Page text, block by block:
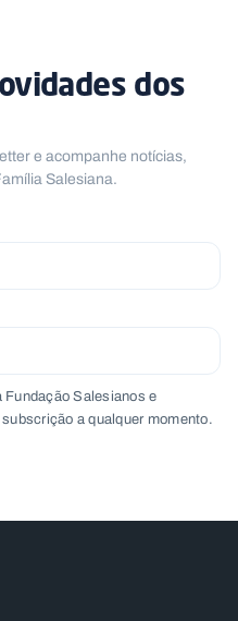
dos
e acompanhe notícias,
Salesiana.
Salesianos e
a qualquer momento.